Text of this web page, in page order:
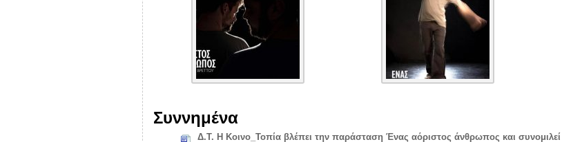
Συννημένα
Δ.Τ. Η Κοινο_Τοπία βλέπει την παράσταση Ένας αόριστος άνθρωπος και